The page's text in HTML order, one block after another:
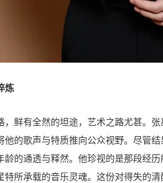
炼
，鲜有全然的坦途，艺术之路尤甚。
他的歌声与特质推向公众视野。尽管
龄的通透与释然。他珍视的是那段经
特所承载的音乐灵魂。这份对得失的